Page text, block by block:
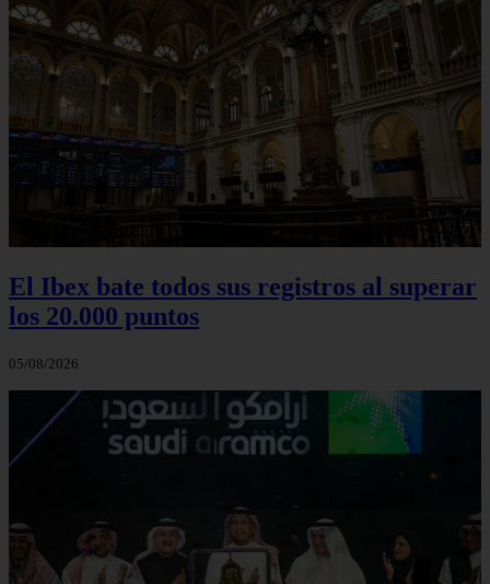
El Ibex bate todos sus registros al superar
los 20.000 puntos
05/08/2026